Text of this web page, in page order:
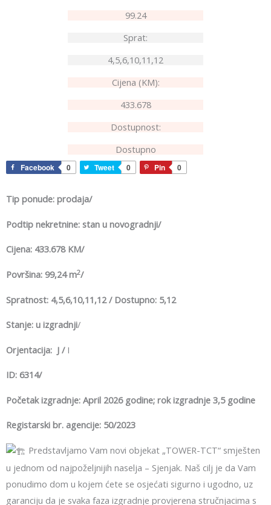
99.24
Sprat:
4,5,6,10,11,12
Cijena (KM):
433.678
Dostupnost:
Dostupno
Facebook 0 Tweet 0 Pin 0
Tip ponude: prodaja/
Podtip nekretnine: stan u novogradnji/
Cijena: 433.678 KM/
Površina: 99,24 m2/
Spratnost: 4,5,6,10,11,12 / Dostupno: 5,12
Stanje: u izgradnji/
Orjentacija: J /I
ID: 6314/
Početak izgradnje: April 2026 godine; rok izgradnje 3,5 godine
Registarski br. agencije: 50/2023
Predstavljamo Vam novi objekat „TOWER-TCT“ smješten
u jednom od najpoželjnijih naselja – Sjenjak. Naš cilj je da Vam
ponudimo dom u kojem ćete se osjećati sigurno i ugodno, uz
garanciju da je svaka faza izgradnje provjerena stručnjacima s